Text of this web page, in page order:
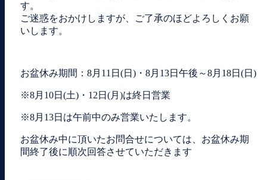
す。
ご迷惑をおかけしますが、ご了承のほどよろしくお願
いします。
お盆休み期間：8月11日(日)・8月13日午後～8月18日(日)
※8月10日(土)・12日(月)は終日営業
※8月13日は午前中のみ営業いたします。
お盆休み中に頂いたお問合せについては、お盆休み期
間終了後に順次回答させていただきます